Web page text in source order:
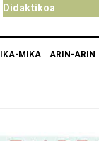
Didaktikoa
IKA-MIKA ARIN-ARIN